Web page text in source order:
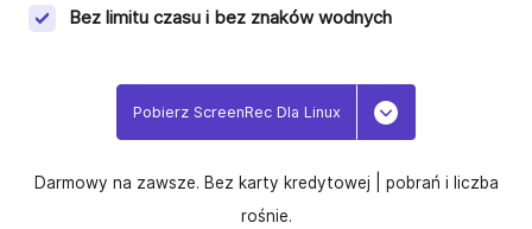
Bez limitu czasu i bez znaków wodnych
Pobierz ScreenRec Dla Linux
Toggle
Darmowy na zawsze. Bez karty kredytowej | pobrań i liczba
rośnie.